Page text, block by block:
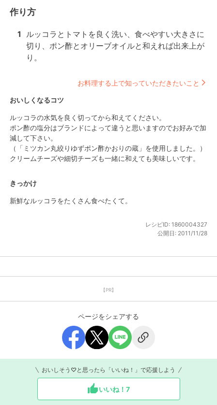
作り方
1
ルッコラとトマトを良く洗い、食べやすい大きさに
切り、ポン酢とオリーブオイルと和えれば出来上が
り。
お料理する上で知っていただきたいこと
おいしくなるコツ
ルッコラの水気を良く切ってから和えてください。
ポン酢の塩分はブランドによって違うと思いますのでお好みで加
減して下さい。
（「ミツカン丸絞りゆずポン酢かおりの蔵」を使用しました。）
クリームチーズや細切チーズも一緒に和えても美味しいです。
きっかけ
新鮮なルッコラをたくさん食べたくて。
レシピID: 1860004327
公開日: 2011/11/28
【PR】
ページをシェアする
おいしそう♡と思ったら「いいね！」で応援しよう
いいね！ 7